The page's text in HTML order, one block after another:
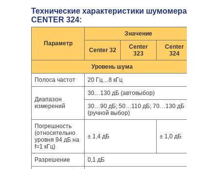
Технические характеристики шумомера
CENTER 324:
Параметр
Значение
Center 32
Center
323
Center
324
Уровень шума
Полоса частот
20 Гц…8 кГц
Диапазон
измерений
30…130 дБ (автовыбор)
30…90 дБ; 50…110 дБ; 70…130 дБ
(ручной выбор)
Погрешность
(относительно
уровня 94 дБ на
f=1 кГц)
± 1,4 дБ ± 1,0 дБ
Разрешение
0,1 дБ